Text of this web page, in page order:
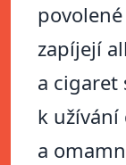
zapíjejí
a
k
a